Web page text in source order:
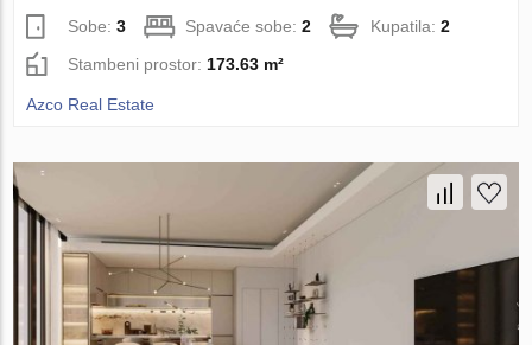
Sobe:3 Spavaće sobe:2 Kupatila:2
Stambeni prostor: 173.63 m²
Azco Real Estate